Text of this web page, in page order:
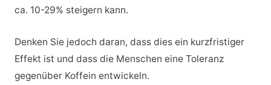
ca. 10-29% steigern kann.
Denken Sie jedoch daran, dass dies ein kurzfristiger
Effekt ist und dass die Menschen eine Toleranz
gegenüber Koffein entwickeln.